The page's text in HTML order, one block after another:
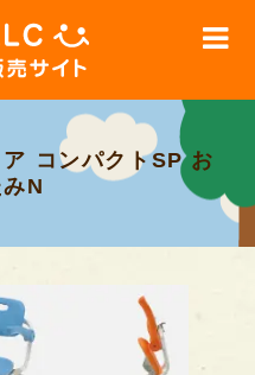
在
庫
り
セ
ー
ル
コンパクトSP お
N